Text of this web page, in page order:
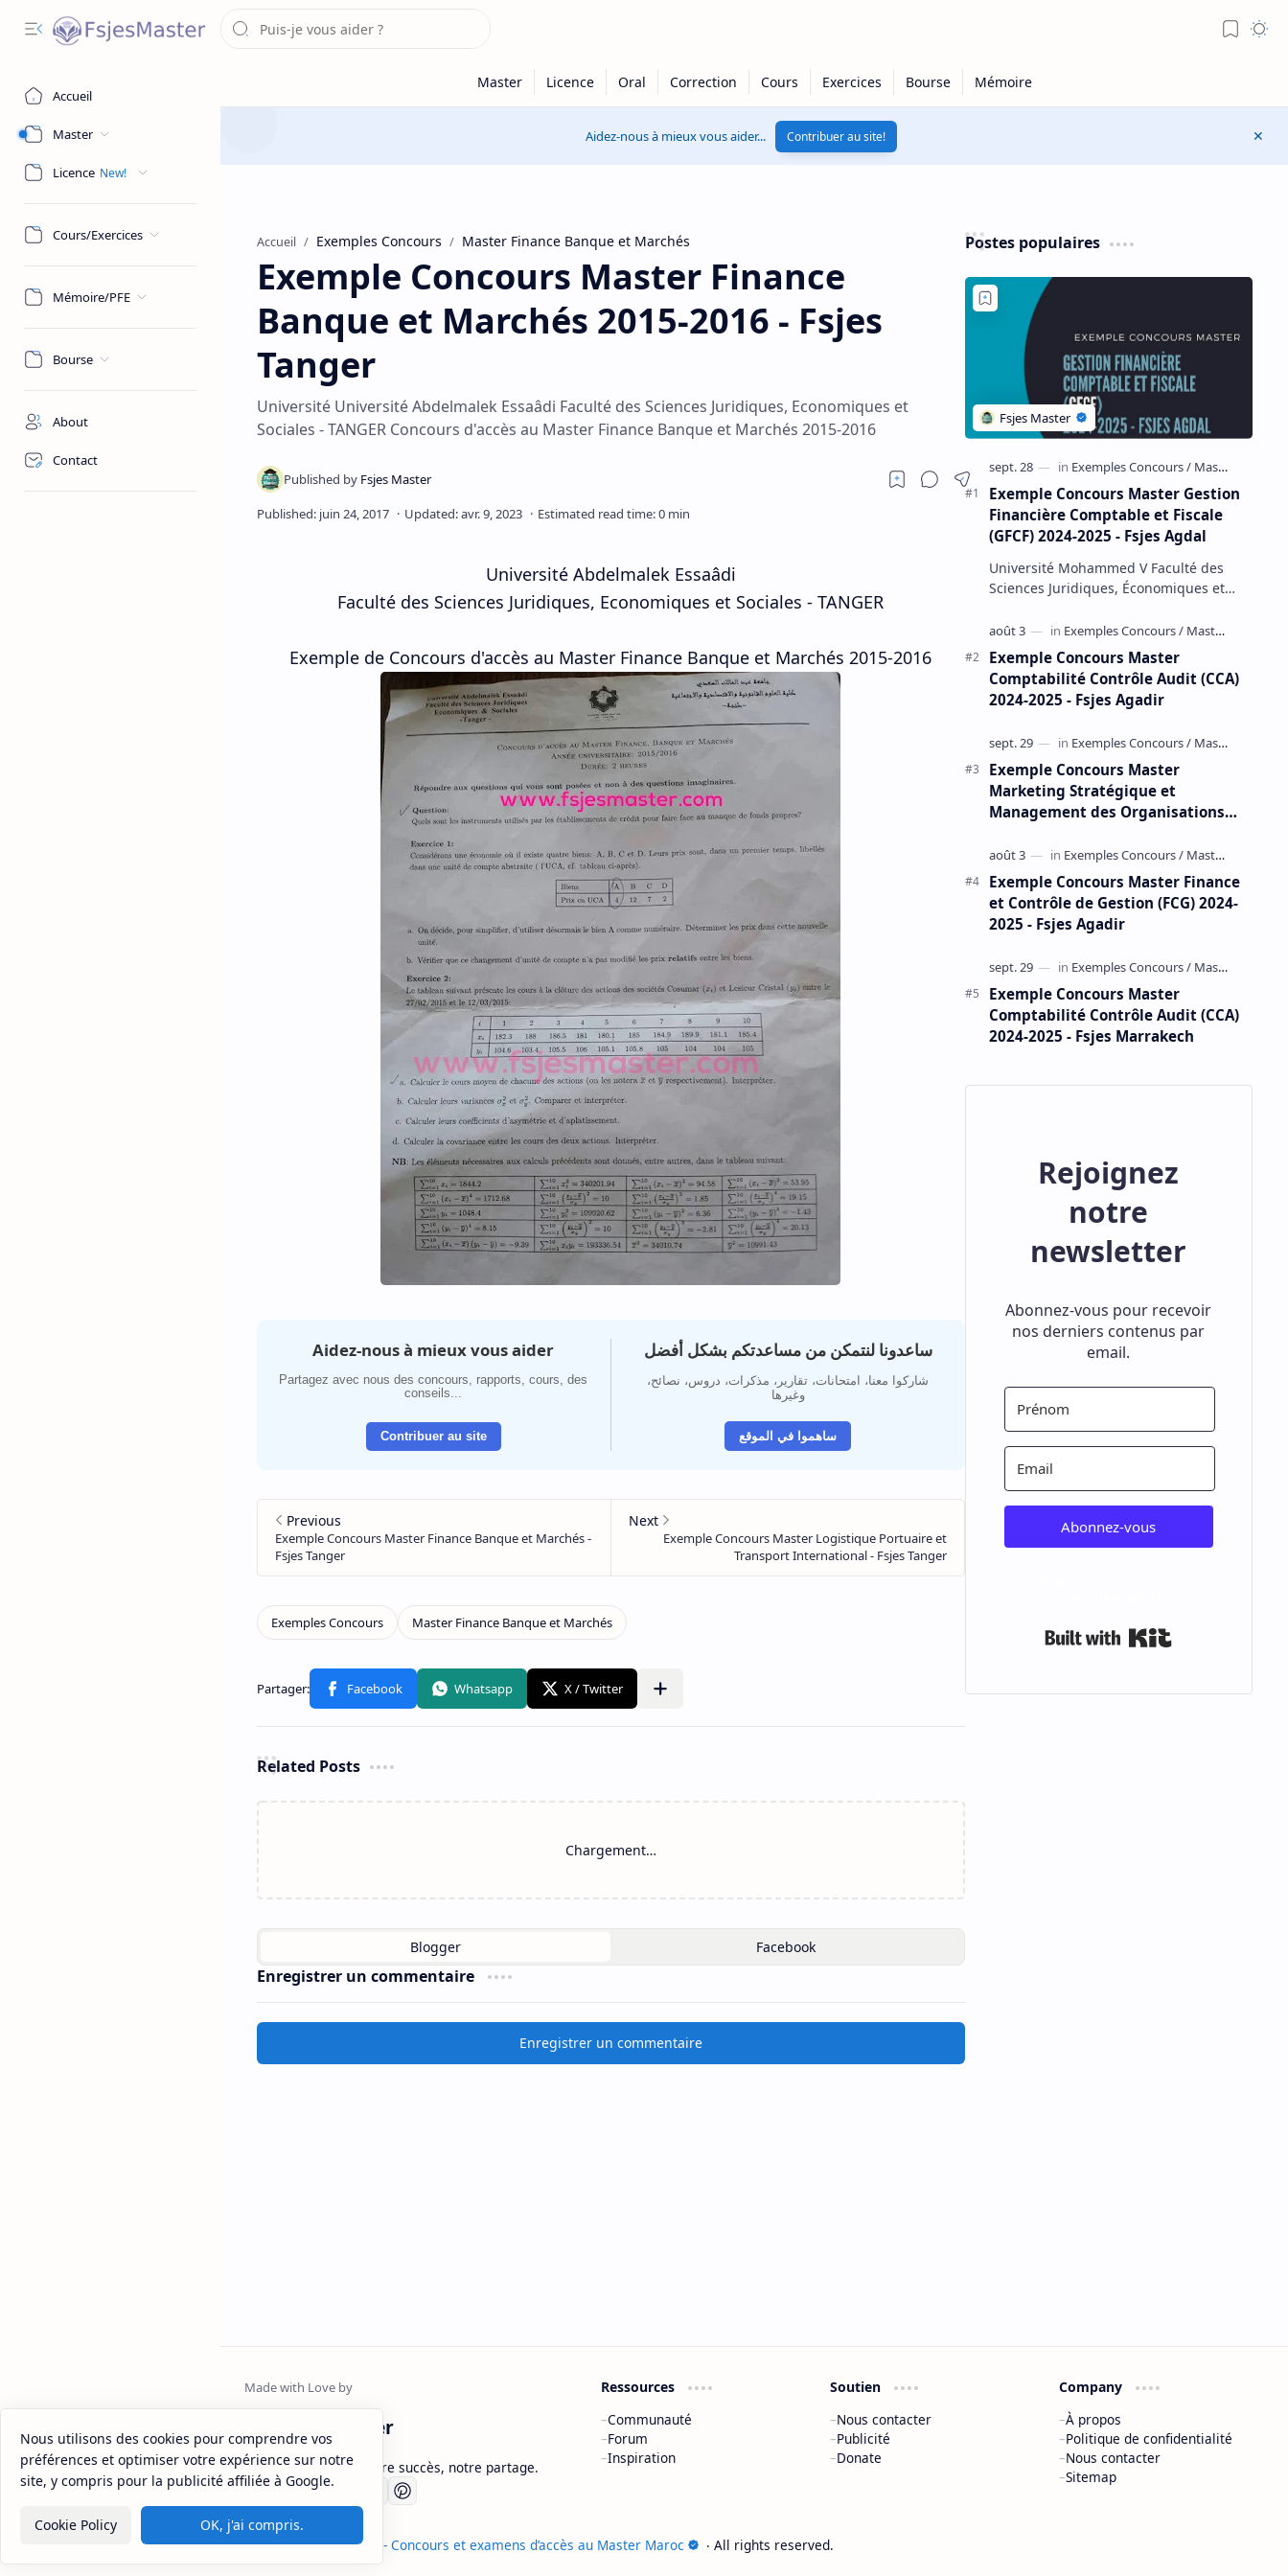
Accueil
Master
Licence
Cours/Exercices
Mémoire/PFE
Bourse
About
Contact
Sitemap Disclaimer
Aidez-nous à mieux vous aider... Contribuer au site!
Accueil Exemples Concours Master Finance Banque et Marchés
Exemple Concours Master Finance
Banque et Marchés 2015-2016 - Fsjes
Tanger
Université Université Abdelmalek Essaâdi Faculté des Sciences Juridiques, Economiques et
Sociales - TANGER Concours d'accès au Master Finance Banque et Marchés 2015-2016
Université Abdelmalek Essaâdi
Faculté des Sciences Juridiques, Economiques et Sociales - TANGER
Exemple de Concours d'accès au Master Finance Banque et Marchés 2015-2016
Aidez-nous à mieux vous aider
Partagez avec nous des concours, rapports, cours, des
conseils...
Contribuer au site
ساعدونا لنتمكن من مساعدتكم بشكل أفضل
شاركوا معنا، امتحانات، تقارير، مذكرات، دروس، نصائح،
وغيرها
ساهموا في الموقع
Related Posts
Chargement…
Enregistrer un commentaire
Enregistrer un commentaire
Postes populaires
Exemple Concours Master Gestion
Financière Comptable et Fiscale
(GFCF) 2024-2025 - Fsjes Agdal
Université Mohammed V Faculté des
Sciences Juridiques, Économiques et
d'accès au Master Gestion Financière
Comp…
Exemple Concours Master
Comptabilité Contrôle Audit (CCA)
2024-2025 - Fsjes Agadir
Exemple Concours Master
Marketing Stratégique et
Management des Organisations
Exemple Concours Master Finance
et Contrôle de Gestion (FCG) 2024-
2025 - Fsjes Agadir
Exemple Concours Master
Comptabilité Contrôle Audit (CCA)
2024-2025 - Fsjes Marrakech
Rejoignez
notre
newsletter
Abonnez-vous pour recevoir
nos derniers contenus par
email.
Abonnez-vous
FsjesMaster
Fsjesmaster.com : Votre succès, notre partage.
Ressources
Communauté
Forum
Inspiration
Soutien
Nous contacter
Publicité
Donate
Company
À propos
Politique de confidentialité
Nous contacter
Sitemap
© 2026‧Fsjes Master - Concours et examens d’accès au Master Maroc ‧ All rights reserved.
Nous utilisons des cookies pour comprendre vos
préférences et optimiser votre expérience sur notre
site, y compris pour la publicité affiliée à Google.
Cookie Policy OK, j'ai compris.